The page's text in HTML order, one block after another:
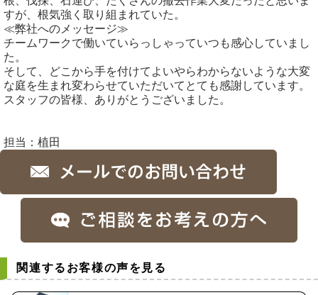
すが、根気強く取り組まれていた。
≪弊社へのメッセージ≫
チームワークで働いていらっしゃっていつも感心していまし
た。
そして、どこから手を付けてよいやらわからないような大変
な庭を生まれ変わらせていただいてとても感謝しています。
スタッフの皆様、ありがとうございました。
担当：植田
関連するお客様の声を見る